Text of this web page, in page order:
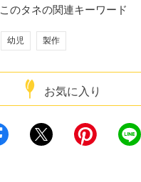
お気に入り
このタネの関連キーワード
幼児 製作